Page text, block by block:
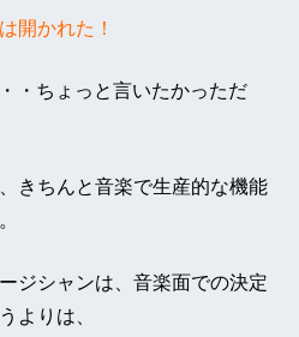
開かれた！
・ちょっと言いたかっただ
きちんと音楽で生産的な機能
ジシャンは、音楽面での決定
よりは、